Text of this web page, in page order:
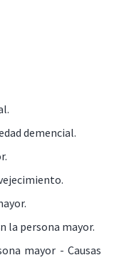
demencial.
la persona mayor.
mayor - Causas